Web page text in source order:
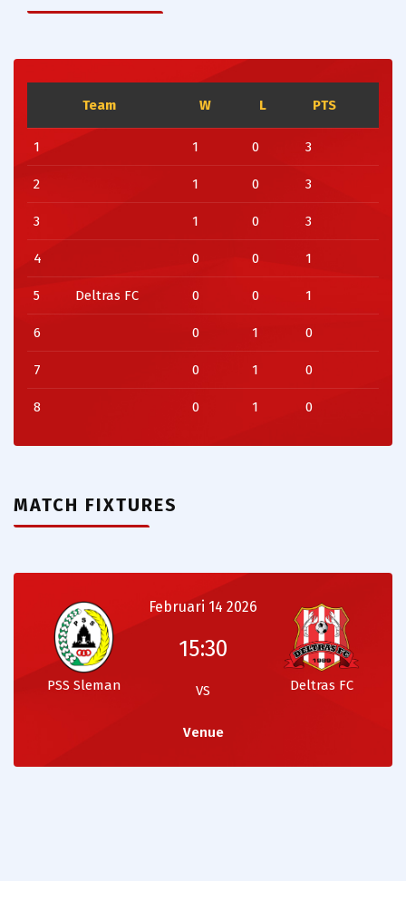
Team W L PTS
1 1 0 3
2 1 0 3
3 1 0 3
4 0 0 1
5 Deltras FC 0 0 1
6 0 1 0
7 0 1 0
8 0 1 0
MATCH FIXTURES
PSS Sleman
Februari 14 2026
15:30
VS Deltras FC
Venue